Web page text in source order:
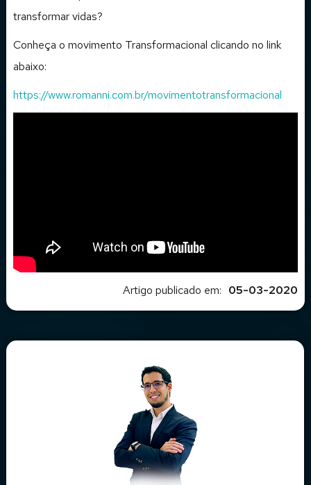
transformar vidas?
Conheça o movimento Transformacional clicando no link
abaixo:
https://www.romanni.com.br/movimentotransformacional
Artigo publicado em: 05-03-2020